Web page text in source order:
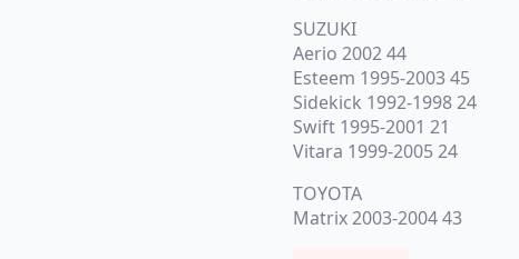
SUZUKI
Aerio 2002 44
Esteem 1995-2003 45
Sidekick 1992-1998 24
Swift 1995-2001 21
Vitara 1999-2005 24
TOYOTA
Matrix 2003-2004 43